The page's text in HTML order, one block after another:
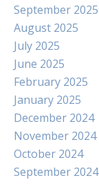
September 2025
August 2025
July 2025
June 2025
February 2025
January 2025
December 2024
November 2024
October 2024
September 2024